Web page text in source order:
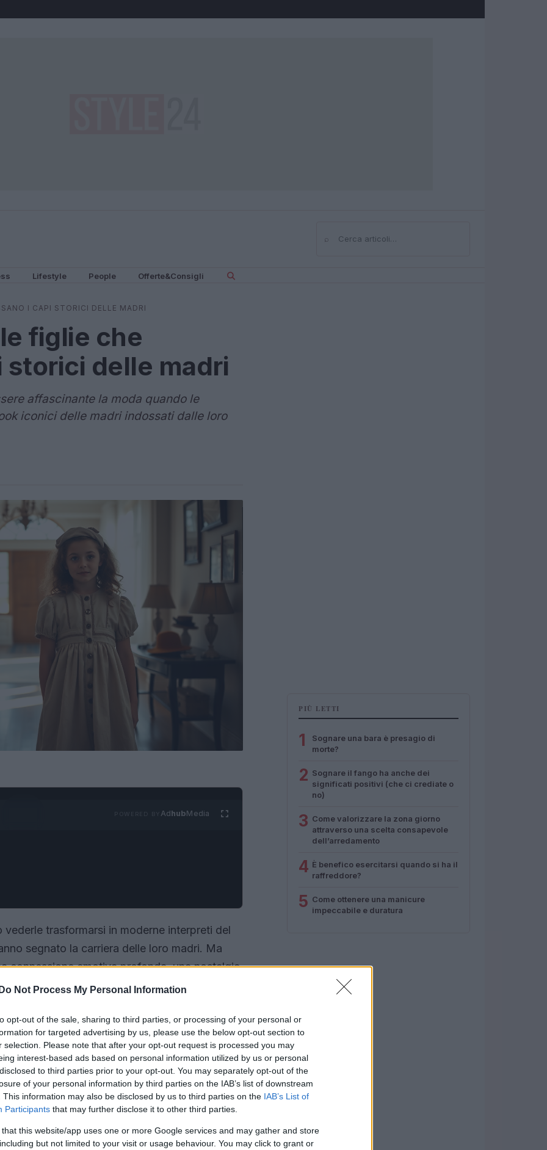
Do Not Process My Personal Information
opt-out of the sale, sharing to third parties, or processing of your personal or
for targeted advertising by us, please use the below opt-out section to
selection. Please note that after your opt-out request is processed you may
interest-based ads based on personal information utilized by us or personal
to third parties prior to your opt-out. You may separately opt-out of the
of your personal information by third parties on the IAB’s list of downstream
This information may also be disclosed by us to third parties on the IAB’s List of
Participants that may further disclose it to other third parties.
that this website/app uses one or more Google services and may gather and store
but not limited to your visit or usage behaviour. You may click to grant or
⌕Cerca
Lifestyle People Offerte&Consigli
I CAPI STORICI DELLE MADRI
figlie che
storici delle madri
affascinante la moda quando le
iconici delle madri indossati dalle loro
AdhubMedia
trasformarsi in moderne interpreti del
segnato la carriera delle loro madri. Ma
connessione emotiva profonda, una nostalgia
in voga. Questa tendenza ha catturato
unico tra madre e figlia attraverso il potere
vestiti della tua mamma?
PIÙ LETTI
1
Sognare una bara è presagio di
morte?
2 Sognare il fango ha anche dei
significati positivi (che ci crediate o
no)
3 Come valorizzare la zona giorno
attraverso una scelta consapevole
dell’arredamento
4 È benefico esercitarsi quando si ha il
raffreddore?
5 Come ottenere una manicure
impeccabile e duratura